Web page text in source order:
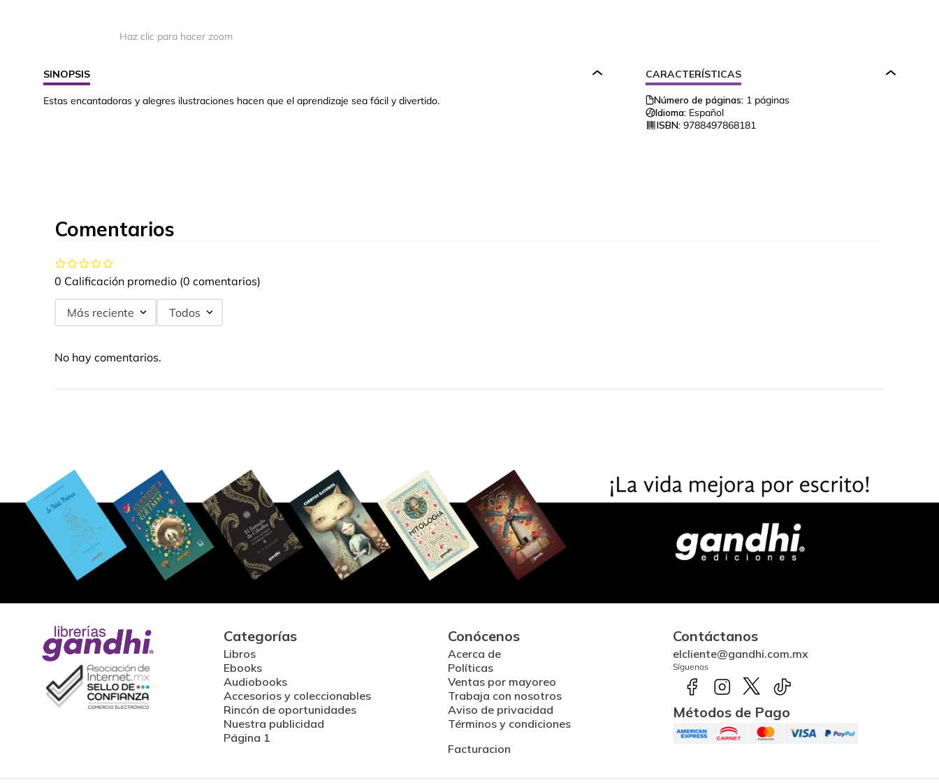
Haz clic para hacer zoom
SINOPSIS
Estas encantadoras y alegres ilustraciones hacen que el aprendizaje sea fácil y divertido.
CARACTERÍSTICAS
Número de páginas: 1 páginas
Idioma: Español
ISBN: 9788497868181
Comentarios
0 Calificación promedio (0 comentarios)
Más reciente Todos
No hay comentarios.
Categorías
Libros
Ebooks
Audiobooks
Accesorios y coleccionables
Rincón de oportunidades
Nuestra publicidad
Página 1
Conócenos
Acerca de
Políticas
Ventas por mayoreo
Trabaja con nosotros
Aviso de privacidad
Términos y condiciones
Facturacion
Contáctanos
elcliente@gandhi.com.mx
Síguenos
Métodos de Pago